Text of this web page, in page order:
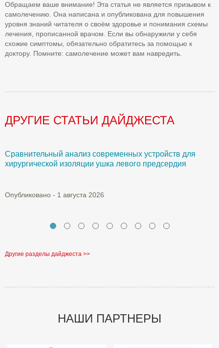
Обращаем ваше внимание! Эта статья не является призывом к
самолечению. Она написана и опубликована для повышения
уровня знаний читателя о своём здоровье и понимания схемы
лечения, прописанной врачом. Если вы обнаружили у себя
схожие симптомы, обязательно обратитесь за помощью к
доктору. Помните: самолечение может вам навредить.
ДРУГИЕ СТАТЬИ ДАЙДЖЕСТА
Сравнительный анализ современных устройств для
хирургической изоляции ушка левого предсердия
Опубликовано - 1 августа 2026
Другие разделы дайджеста >>
НАШИ ПАРТНЕРЫ